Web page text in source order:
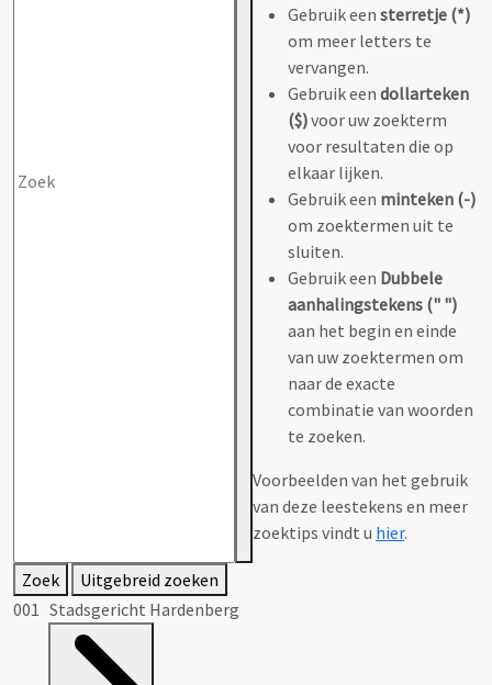
Gebruik een sterretje (*)
om meer letters te
vervangen.
Gebruik een dollarteken
($)voor uw zoekterm
voor resultaten die op
elkaar lijken.
Gebruik een minteken (-)
om zoektermen uit te
sluiten.
Gebruik een Dubbele
aanhalingstekens (" ")
aan het begin en einde
van uw zoektermen om
naar de exacte
combinatie van woorden
te zoeken.
Voorbeelden van het gebruik
van deze leestekens en meer
zoektips vindt u hier.
Zoek
Uitgebreid zoeken
001 Stadsgericht Hardenberg